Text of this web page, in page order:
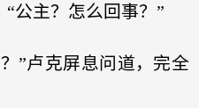
公主？怎么回事？”
”卢克屏息问道，完全